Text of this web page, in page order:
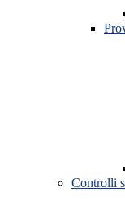
Controlli